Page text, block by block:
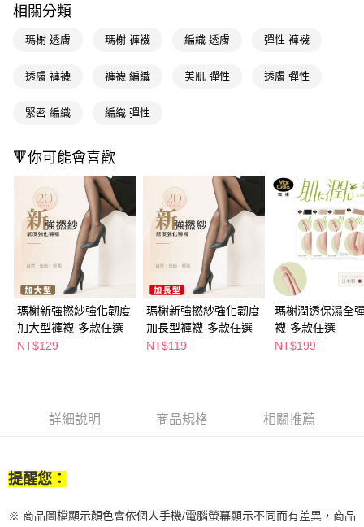
【關於「AFTEE先享後付」】
便利好安心！
２．便利：只要手機號碼，簡訊認證，即可結帳。
【「AFTEE先享後付」結帳流程】
２．訂單成立數日內，您將收到繳費通知簡訊。
３．收到繳費通知簡訊後14天內，點擊此簡訊中的連結，可透過四大超商／
ATM／網路銀行／等多元方式進行付款，方視為交易完成。
※ 請注意：結帳手續完成當下不需立刻繳費，但若您需要取消訂單，請聯絡
購買商品的店家。未經商家同意取消之訂單仍視為有效，需透過AFTEE先享
後付繳納相關費用。
※ 交易是否成功請以「AFTEE先享後付 」之結帳頁面顯示為準，若有關於
是否繳費成功／繳費後需取消欲退款等相關疑問，請聯繫「AFTEE先享後付
客戶支援中心」
https://netprotections.freshdesk.com/support/home
【注意事項】
１．透過由恩沛科技股份有限公司提供之「AFTEE先享後付」服務完成之交
易，需依本服務之必要範圍內提供個人資料，並將交易相關給付款項請求債
權轉讓予恩沛科技股份有限公司。
「AFTEE先享後付」，若未經同意申辦者引起之損失，本公司不負相關責
請求用戶進行身份認證。
５．嚴禁一人註冊多個帳號或使用他人資訊註冊。若發現惡意使用之情形，
每筆NT$65，滿NT$390(含以上)免運費
每筆NT$65，滿NT$390(含以上)免運費
萊爾富取貨付款
每筆NT$65，滿NT$490(含以上)免運費
付款後萊爾富取貨
每筆NT$65，滿NT$490(含以上)免運費
7-11取貨付款
每筆NT$65，滿NT$490(含以上)免運費
付款後7-11取貨
每筆NT$100，滿NT$790(含以上)免運費
每筆NT$80，滿NT$290(含以上)免運費
相關分類
瑪榭 透膚 瑪榭 褲襪 編織 透膚 彈性 褲襪
透膚 褲襪 褲襪 編織 美肌 彈性 透膚 彈性
緊密 編織 編織 彈性
🔻你可能會喜歡
瑪榭新強撚紗強化韌度
加大型褲襪-多款任選
NT$129
瑪榭新強撚紗強化韌度
加長型褲襪-多款任選
NT$119
瑪榭潤透保濕全
襪-多款任選
NT$199
詳細說明 商品規格 相關推薦
提醒您：
※ 商品圖檔顯示顏色會依個人手機/電腦螢幕顯示不同而有差異，商品